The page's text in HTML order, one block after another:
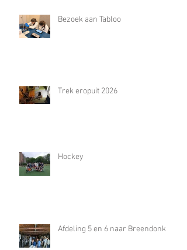
Bezoek aan Tabloo
Trek eropuit 2026
Hockey
Afdeling 5 en 6 naar Breendonk